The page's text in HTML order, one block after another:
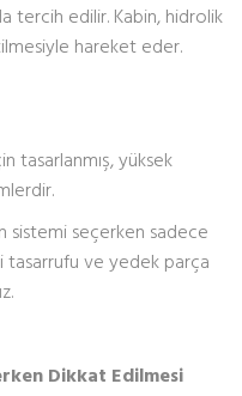
tercih edilir. Kabin, hidrolik
hareket eder.
tasarlanmış, yüksek
sistemi seçerken sadece
tasarrufu ve yedek parça
Dikkat Edilmesi